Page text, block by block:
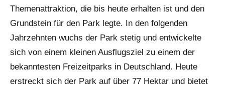
Themenattraktion, die bis heute erhalten ist und den
Grundstein für den Park legte. In den folgenden
Jahrzehnten wuchs der Park stetig und entwickelte
sich von einem kleinen Ausflugsziel zu einem der
bekanntesten Freizeitparks in Deutschland. Heute
erstreckt sich der Park auf über 77 Hektar und bietet